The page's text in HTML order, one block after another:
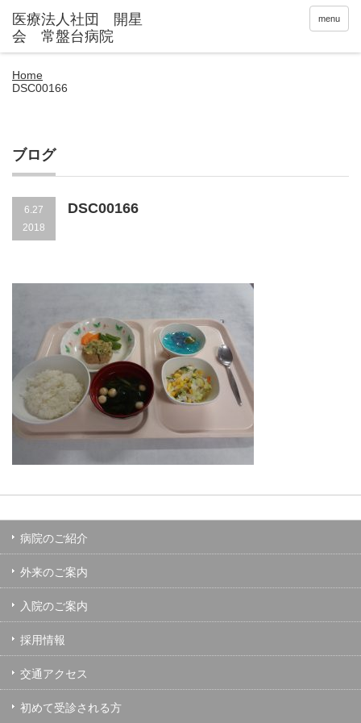
menu
Home
DSC00166
ブログ
6.27
2018
DSC00166
病院のご紹介
外来のご案内
入院のご案内
採用情報
交通アクセス
初めて受診される方